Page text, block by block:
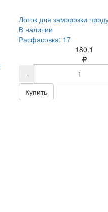
Лоток для заморозки
В наличии
Расфасовка: 17
180.1
-
Купить